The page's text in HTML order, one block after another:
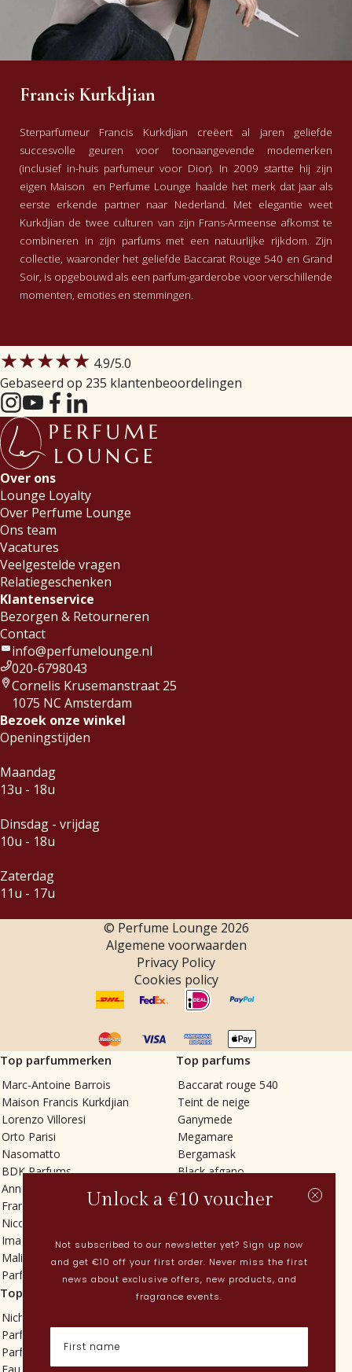
Francis Kurkdjian
Sterparfumeur Francis Kurkdjian creëert al jaren geliefde
succesvolle geuren voor toonaangevende modemerken
(inclusief in-huis parfumeur voor Dior). In 2009 startte hij zijn
eigen Maison en Perfume Lounge haalde het merk dat jaar als
eerste erkende partner naar Nederland. Met elegantie weet
Kurkdjian de twee culturen van zijn Frans-Armeense afkomst te
combineren in zijn parfums met een natuurlijke rijkdom. Zijn
collectie, waaronder het geliefde Baccarat Rouge 540 en Grand
Soir, is opgebouwd als een parfum-garderobe voor verschillende
momenten, emoties en stemmingen.
★★★★★ 4.9/5.0
Gebaseerd op 235 klantenbeoordelingen
Over ons
Lounge Loyalty
Over Perfume Lounge
Ons team
Vacatures
Veelgestelde vragen
Relatiegeschenken
Klantenservice
Bezorgen & Retourneren
Contact
info@perfumelounge.nl
020-6798043
Cornelis Krusemanstraat 25
1075 NC Amsterdam
Bezoek onze winkel
Openingstijden
Maandag
13u - 18u
Dinsdag - vrijdag
10u - 18u
Zaterdag
11u - 17u
© Perfume Lounge 2026
Algemene voorwaarden
Privacy Policy
Cookies policy
Top parfummerken
Marc-Antoine Barrois
Maison Francis Kurkdjian
Lorenzo Villoresi
Orto Parisi
Nasomatto
BDK Parfums
Annindriya
Francesca Bianchi
Nicolaï
Imaginary Authors
Malin + Goetz
Parfums MDCI
Top parfums
Baccarat rouge 540
Teint de neige
Ganymede
Megamare
Bergamask
Black afgano
Tilia
Vetiver Rain
In Love with Everything
Sticky Fingers
Top categorieën
Niche parfums
Parfums voor dames
Parfums voor heren
Actueel
Unlock a €10 voucher
Not subscribed to our newsletter yet? Sign up now
and get €10 off your first order. Never miss the first
news about exclusive offers, new products, and
fragrance events.